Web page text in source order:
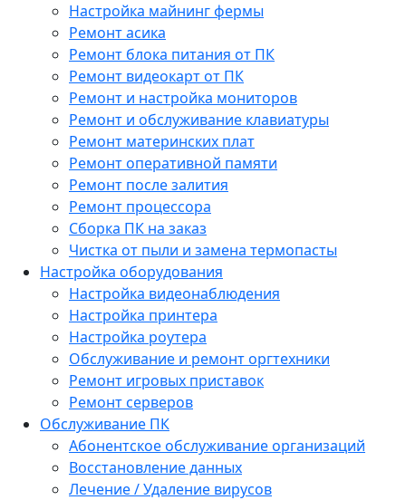
Настройка майнинг фермы
Ремонт асика
Ремонт блока питания от ПК
Ремонт видеокарт от ПК
Ремонт и настройка мониторов
Ремонт и обслуживание клавиатуры
Ремонт материнских плат
Ремонт оперативной памяти
Ремонт после залития
Ремонт процессора
Сборка ПК на заказ
Чистка от пыли и замена термопасты
Настройка оборудования
Настройка видеонаблюдения
Настройка принтера
Настройка роутера
Обслуживание и ремонт оргтехники
Ремонт игровых приставок
Ремонт серверов
Обслуживание ПК
Абонентское обслуживание организаций
Восстановление данных
Лечение / Удаление вирусов